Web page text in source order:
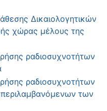
Δικαιολογητικών
χώρας μέλους της
ραδιοσυχνοτήτων
ραδιοσυχνοτήτων
των